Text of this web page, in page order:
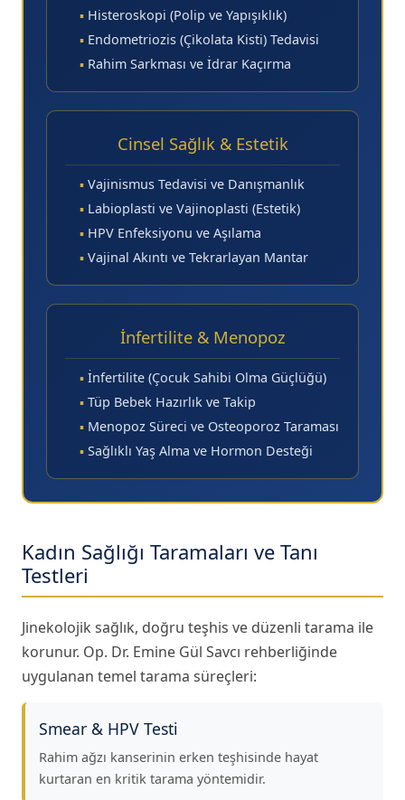
▪ Histeroskopi (Polip ve Yapışıklık)
▪ Endometriozis (Çikolata Kisti) Tedavisi
▪ Rahim Sarkması ve İdrar Kaçırma
Cinsel Sağlık & Estetik
▪ Vajinismus Tedavisi ve Danışmanlık
▪ Labioplasti ve Vajinoplasti (Estetik)
▪ HPV Enfeksiyonu ve Aşılama
▪ Vajinal Akıntı ve Tekrarlayan Mantar
İnfertilite & Menopoz
▪ İnfertilite (Çocuk Sahibi Olma Güçlüğü)
▪ Tüp Bebek Hazırlık ve Takip
▪ Menopoz Süreci ve Osteoporoz Taraması
▪ Sağlıklı Yaş Alma ve Hormon Desteği
Kadın Sağlığı Taramaları ve Tanı
Testleri
Jinekolojik sağlık, doğru teşhis ve düzenli tarama ile
korunur. Op. Dr. Emine Gül Savcı rehberliğinde
uygulanan temel tarama süreçleri:
Smear & HPV Testi
Rahim ağzı kanserinin erken teşhisinde hayat
kurtaran en kritik tarama yöntemidir.